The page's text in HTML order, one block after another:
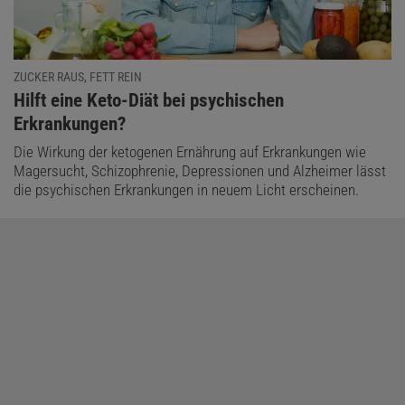
ZUCKER RAUS, FETT REIN
:
Hilft eine Keto-Diät bei psychischen
Erkrankungen?
Die Wirkung der ketogenen Ernährung auf Erkrankungen wie
Magersucht, Schizophrenie, Depressionen und Alzheimer lässt
die psychischen Erkrankungen in neuem Licht erscheinen.